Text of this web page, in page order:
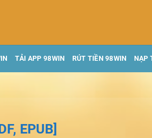
TẢI APP 98WIN RÚT TIỀN 98WIN NẠP
EPUB]